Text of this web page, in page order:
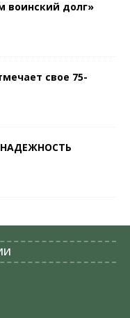
воинский долг»
свое 75-